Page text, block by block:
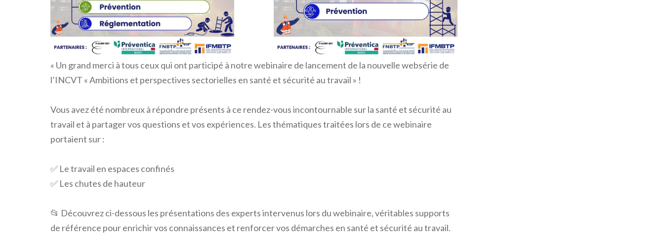
« Un grand merci à tous ceux qui ont participé à notre webinaire de lancement de la nouvelle websérie de
l’INCVT « Ambitions et perspectives sectorielles en santé et sécurité au travail » !
Vous avez été nombreux à répondre présents à ce rendez-vous incontournable sur la santé et sécurité au
travail et à partager vos questions et vos expériences. Les thématiques traitées lors de ce webinaire
portaient sur :
✅ Le travail en espaces confinés
✅ Les chutes de hauteur
📂 Découvrez ci-dessous les présentations des experts intervenus lors du webinaire, véritables supports
de référence pour enrichir vos connaissances et renforcer vos démarches en santé et sécurité au travail.